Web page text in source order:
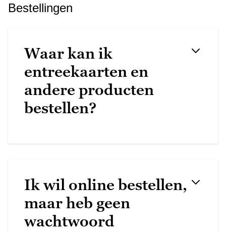
Bestellingen
Waar kan ik
entreekaarten en
andere producten
bestellen?
Ik wil online bestellen,
maar heb geen
wachtwoord